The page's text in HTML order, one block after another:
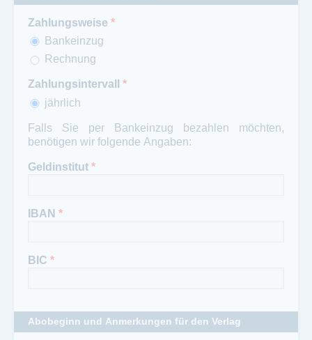
Zahlungsweise *
Bankeinzug
Rechnung
Zahlungsintervall *
jährlich
Falls Sie per Bankeinzug bezahlen möchten,
benötigen wir folgende Angaben:
Geldinstitut *
IBAN *
BIC *
Abobeginn und Anmerkungen für den Verlag